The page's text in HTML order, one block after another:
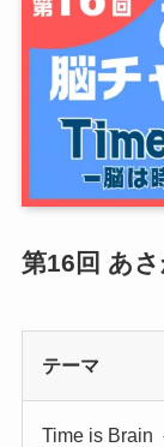
第16回 あ
テーマ
Time is Brain